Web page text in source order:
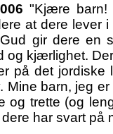
"Kjære barn!
at dere lever
gir dere en
og kjærlighet.
på det jordiske
Mine barn, jeg
og trette (og
har svart på